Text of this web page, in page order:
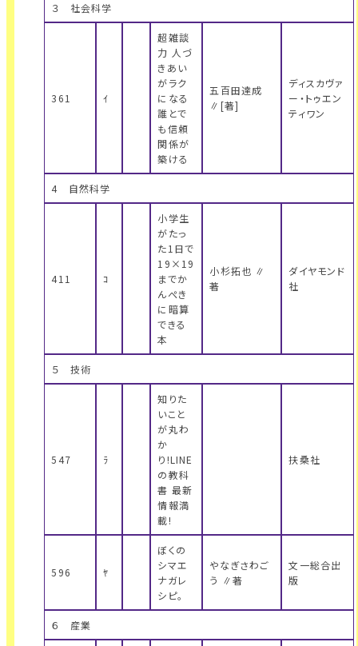
３ 社会科学
361 ｲ
超雑談
力 人づ
きあい
がラク
になる
誰とで
も信頼
関係が
築ける
五百田達成
∥[著]
ディスカヴァ
ー・トゥエン
ティワン
4 自然科学
411 ｺ
小学生
がたっ
た1日で
19×19
までか
んぺき
に暗算
できる
本
小杉拓也 ∥
著
ダイヤモンド
社
５ 技術
547 ﾗ
知りた
いこと
が丸わ
か
り!LINE
の教科
書 最新
情報満
載!
扶桑社
596 ﾔ
ぼくの
シマエ
ナガレ
シピ。
やなぎさわご
う ∥著
文一総合出
版
６ 産業